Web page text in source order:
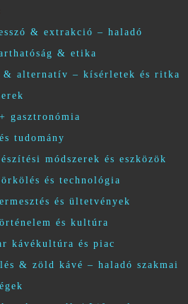
& extrakció – haladó
& etika
alternatív – kísérletek és ritka
gasztronómia
tudomány
módszerek és eszközök
és technológia
és ültetvények
és kultúra
kávékultúra és piac
& zöld kávé – haladó szakmai